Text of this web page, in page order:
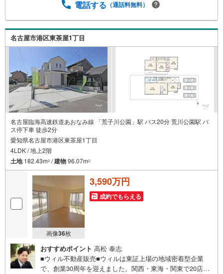
ズスペースあり◎営業時間 10:00～19:00（定休日無し） 上
軽にご連絡下さい！現地を見学される場合は「室内・現地
を見学する（無料）」ボタンよりご希望の日時をご記入い
ただけますとスムーズにご案内が可能です。
電話する （通話料無料）
名古屋市港区東茶屋1丁目
名古屋臨海高速鉄道あおなみ線 「荒子川公園」駅 バス20分 荒川公園駅 バ
ス停下車 徒歩2分
愛知県名古屋市港区東茶屋1丁目
4LDK / 地上2階
土地182.43m2 /建物96.07m2
画像36枚
3,590万円
成約でもらえる
おすすめポイント 高松 泰志
■ウィル不動産販売■ウィルは東証上場の地域密着型企業
で、創業30周年を迎えました。関西・東海・関東で20店舗